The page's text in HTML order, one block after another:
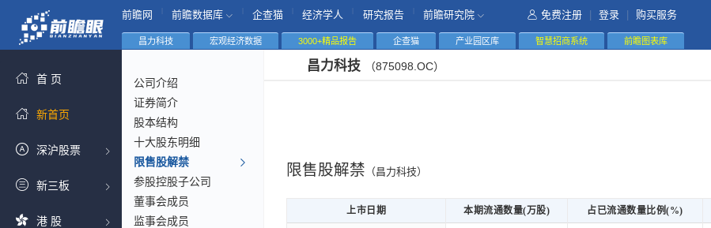
前瞻网 前瞻数据库 企查猫 经济学人 研究报告 前瞻研究院 免费注册 登录 购买服务
首 页
新首页
深沪股票
新三板
港 股
昌力科技 宏观经济数据 3000+精品报告 企查猫 产业园区库 智慧招商系统 前瞻图表库
公司介绍
证券简介
股本结构
十大股东明细
限售股解禁
参股控股子公司
董事会成员
监事会成员
昌力科技 （875098.OC）
限售股解禁 （昌力科技）
上市日期 本期流通数量(万股) 占已流通数量比例(%)